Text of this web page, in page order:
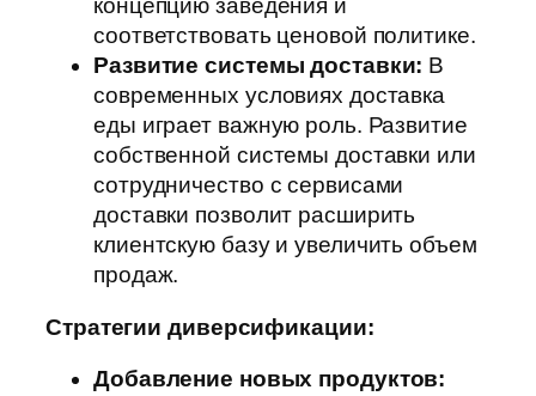
концепцию заведения и
соответствовать ценовой политике.
Развитие системы доставки: В
современных условиях доставка
еды играет важную роль. Развитие
собственной системы доставки или
сотрудничество с сервисами
доставки позволит расширить
клиентскую базу и увеличить объем
продаж.
Стратегии диверсификации:
Добавление новых продуктов: